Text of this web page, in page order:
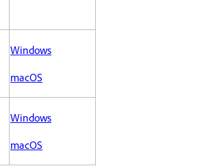
Windows
macOS
Windows
macOS